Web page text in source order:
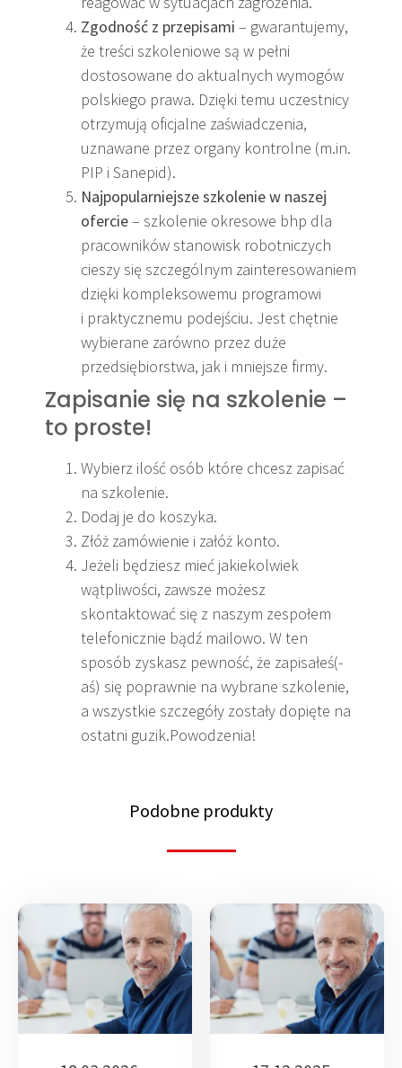
Zgodność z przepisami – gwarantujemy,
że treści szkoleniowe są w pełni
dostosowane do aktualnych wymogów
polskiego prawa. Dzięki temu uczestnicy
otrzymują oficjalne zaświadczenia,
uznawane przez organy kontrolne (m.in.
PIP i Sanepid).
Najpopularniejsze szkolenie w naszej
ofercie– szkolenie okresowe bhp dla
pracowników stanowisk robotniczych
cieszy się szczególnym zainteresowaniem
dzięki kompleksowemu programowi
i praktycznemu podejściu. Jest chętnie
wybierane zarówno przez duże
przedsiębiorstwa, jak i mniejsze firmy.
Zapisanie się na szkolenie –
to proste!
Wybierz ilość osób które chcesz zapisać
na szkolenie.
Dodaj je do koszyka.
Złóż zamówienie i załóż konto.
Jeżeli będziesz mieć jakiekolwiek
wątpliwości, zawsze możesz
skontaktować się z naszym zespołem
telefonicznie bądź mailowo. W ten
sposób zyskasz pewność, że zapisałeś(-
aś) się poprawnie na wybrane szkolenie,
a wszystkie szczegóły zostały dopięte na
ostatni guzik.Powodzenia!
Podobne produkty